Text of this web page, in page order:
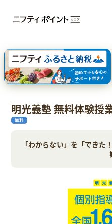
dカード GOLD 三井住友カード
【実質初月無料】DMM | Disney+(
SBI証券 確定拠出年金（iDeCo）
明光義塾 無料体験授
「わからない」を「できた